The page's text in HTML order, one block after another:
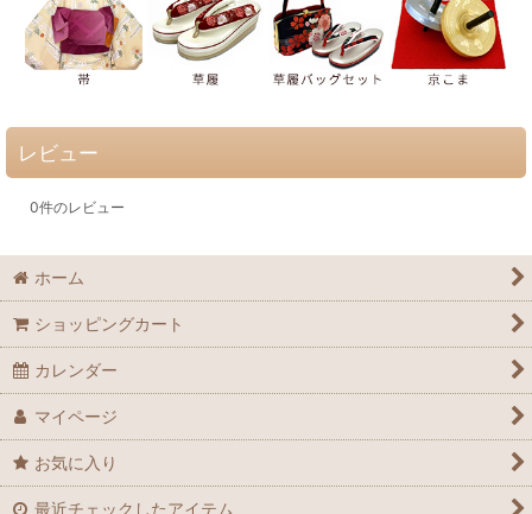
レビュー
0件のレビュー
ホーム
ショッピングカート
カレンダー
マイページ
お気に入り
最近チェックしたアイテム